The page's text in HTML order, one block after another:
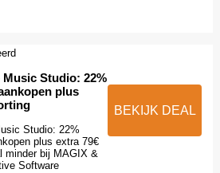
Studio: 22%
plus
Studio: 22%
plus extra 79€
minder bij MAGIX &
Software
BEKIJK DEAL